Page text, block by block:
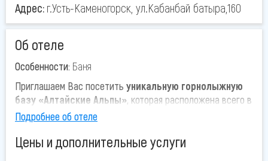
Адрес: г.Усть-Каменогорск, ул.Кабанбай батыра,160
Об отеле
Особенности: Баня
Приглашаем Вас посетить уникальную горнолыжную
базу «Алтайские Альпы», которая расположена всего в
22 км. от г.Усть-Каменогорска, по трассе на
окажитесь в удивительном мире, существующем в
Подробнее об отеле
Цены и дополнительные услуги